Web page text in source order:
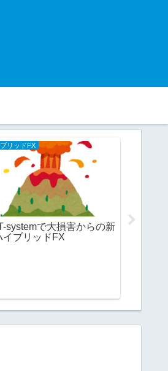
リッドFX
systemで大損害からの新
イブリッドFX